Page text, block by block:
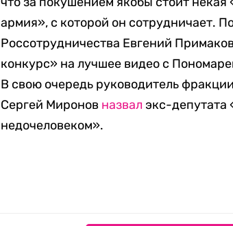
армия», с которой он сотрудничает.
Россотрудничества Евгений Примаков
конкурс» на лучшее видео с
В свою очередь руководитель
Сергей Миронов назвал экс-депутата
недочеловеком».